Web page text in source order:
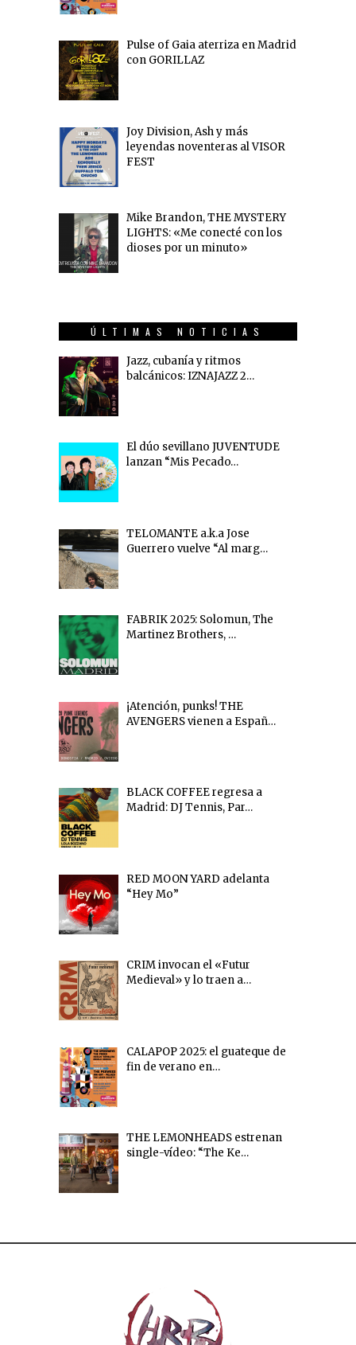
Pulse of Gaia aterriza en Madrid
con GORILLAZ
Joy Division, Ash y más
leyendas noventeras al VISOR
FEST
Mike Brandon, THE MYSTERY
LIGHTS: «Me conecté con los
dioses por un minuto»
ÚLTIMAS NOTICIAS
Jazz, cubanía y ritmos
balcánicos: IZNAJAZZ 2…
El dúo sevillano JUVENTUDE
lanzan “Mis Pecado…
TELOMANTE a.k.a Jose
Guerrero vuelve “Al marg…
FABRIK 2025: Solomun, The
Martinez Brothers, …
¡Atención, punks! THE
AVENGERS vienen a Españ…
BLACK COFFEE regresa a
Madrid: DJ Tennis, Par…
RED MOON YARD adelanta
“Hey Mo”
CRIM invocan el «Futur
Medieval» y lo traen a…
CALAPOP 2025: el guateque de
fin de verano en…
THE LEMONHEADS estrenan
single-vídeo: “The Ke…